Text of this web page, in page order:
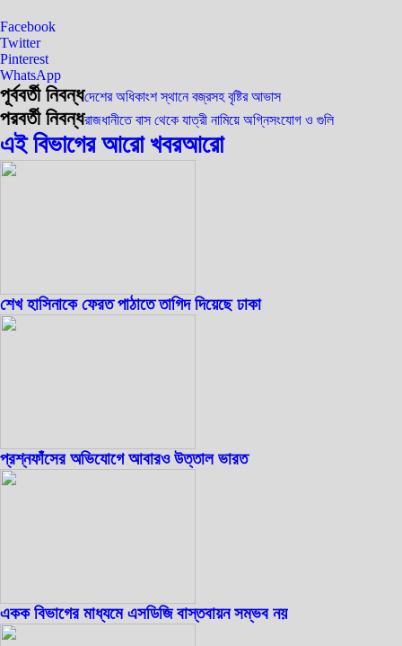
Facebook
Twitter
Pinterest
WhatsApp
পূর্ববর্তী নিবন্ধদেশের অধিকাংশ স্থানে বজ্রসহ বৃষ্টির আভাস
পরবর্তী নিবন্ধরাজধানীতে বাস থেকে যাত্রী নামিয়ে অগ্নিসংযোগ ও গুলি
এই বিভাগের আরো খবরআরো
শেখ হাসিনাকে ফেরত পাঠাতে তাগিদ দিয়েছে ঢাকা
প্রশ্নফাঁসের অভিযোগে আবারও উত্তাল ভারত
একক বিভাগের মাধ্যমে এসডিজি বাস্তবায়ন সম্ভব নয়